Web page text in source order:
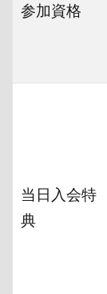
参加資格
当日入会特
典